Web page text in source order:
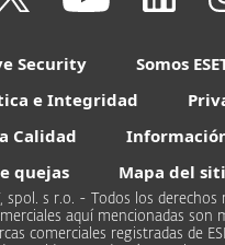
Security
Somos
e Integridad
Calidad
quejas
Mapa del
spol. s r.o. - Todos los derechos
aquí mencionadas son
comerciales registradas de